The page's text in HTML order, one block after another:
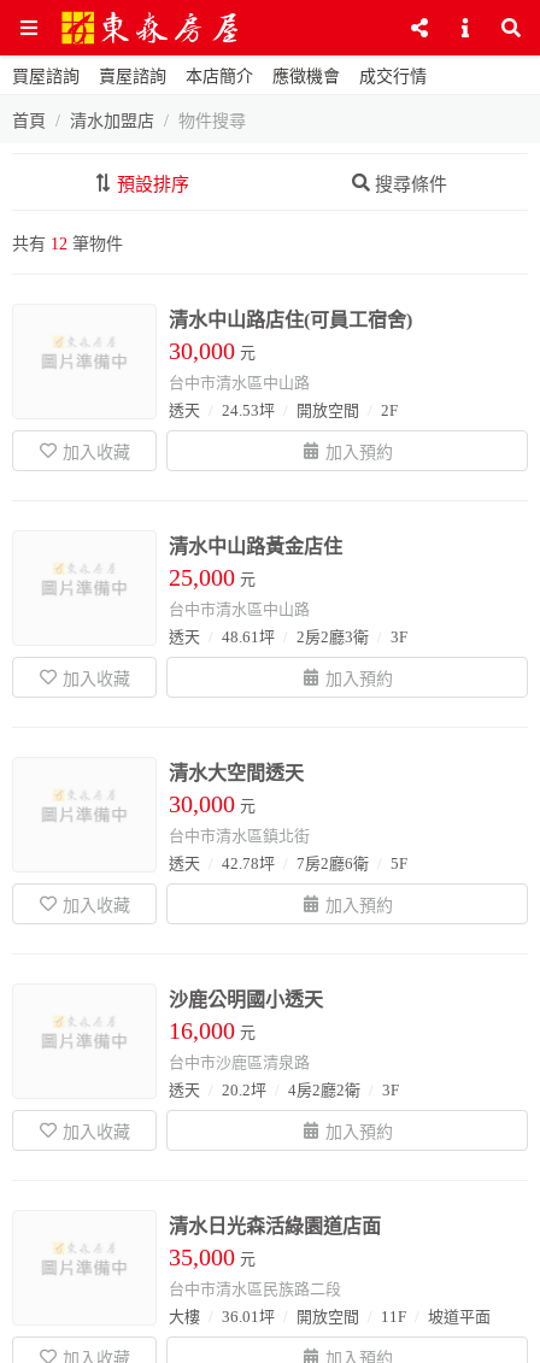
買屋諮詢 賣屋諮詢 本店簡介 應徵機會 成交行情
首頁 清水加盟店 物件搜尋
預設排序 搜尋條件
共有 12 筆物件
清水中山路店住(可員工宿舍)
30,000 元
台中市清水區中山路
透天
24.53坪 開放空間 2F
清水中山路黃金店住
25,000 元
台中市清水區中山路
透天
48.61坪 2房2廳3衛 3F
清水大空間透天
30,000 元
台中市清水區鎮北街
透天
42.78坪 7房2廳6衛 5F
沙鹿公明國小透天
16,000 元
台中市沙鹿區清泉路
透天
20.2坪 4房2廳2衛 3F
清水日光森活綠園道店面
35,000 元
台中市清水區民族路二段
大樓
36.01坪 開放空間 11F 坡道平面